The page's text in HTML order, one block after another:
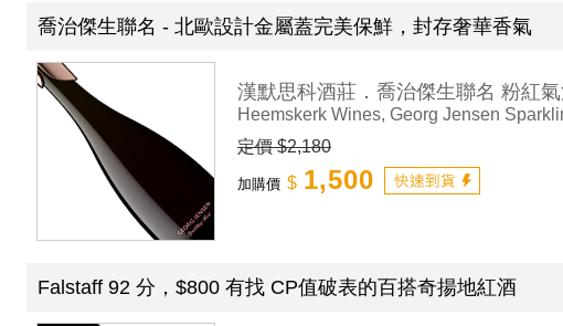
喬治傑生聯名 - 北歐設計金屬蓋完美保鮮，封存奢華香氣
漢默思科酒莊．喬治傑生聯名 粉紅
Heemskerk Wines, Georg Jensen
定價 $2,180
加購價 $ 1,500
Falstaff 92 分，$800 有找 CP值破表的百搭奇揚地紅酒